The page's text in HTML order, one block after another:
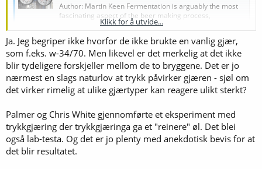
Author: Martin Keen Fermentation is arguably the most
fascinating aspect of the beer making process,
responsible not only for the […]
brulosophy.com
Klikk for å utvide...
Ja. Jeg begriper ikke hvorfor de ikke brukte en vanlig gjær,
som f.eks. w-34/70. Men likevel er det merkelig at det ikke
blir tydeligere forskjeller mellom de to bryggene. Det er jo
nærmest en slags naturlov at trykk påvirker gjæren - sjøl om
det virker rimelig at ulike gjærtyper kan reagere ulikt sterkt?
Palmer og Chris White gjennomførte et eksperiment med
trykkgjæring der trykkgjæringa ga et "reinere" øl. Det blei
også lab-testa. Og det er jo plenty med anekdotisk bevis for at
det blir resultatet.